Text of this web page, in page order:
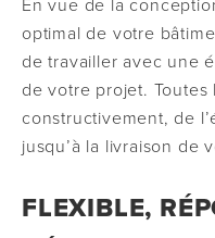
En vue de la
optimal de votre
de travailler avec une
de votre projet.
constructivement, de
jusqu’à la livraison de
FLEXIBLE,